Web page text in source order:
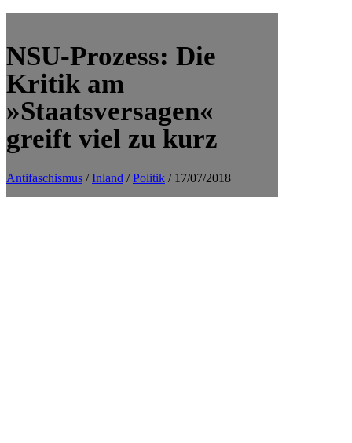
NSU-Prozess: Die
Kritik am
»Staatsversagen«
greift viel zu kurz
Antifaschismus /Inland /Politik / 17/07/2018